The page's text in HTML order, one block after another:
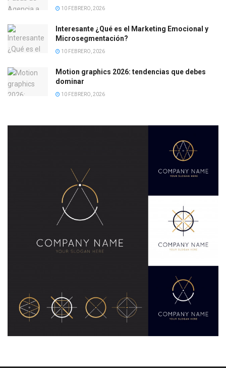
10 FEBRERO, 2026
Interesante ¿Qué es el Marketing Emocional y
Microsegmentación?
10 FEBRERO, 2026
Motion graphics 2026: tendencias que debes
dominar
10 FEBRERO, 2026